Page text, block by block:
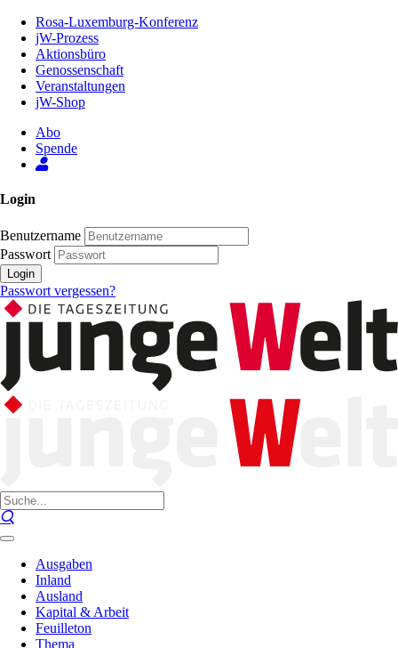
Inhalt
Seite
Rosa-Luxemburg-Konferenz
jW-Prozess
Aktionsbüro
Genossenschaft
Veranstaltungen
jW-Shop
Abo
Spende
Login
Benutzername
Passwort
Login
Passwort vergessen?
Ausgaben
Inland
Ausland
Kapital & Arbeit
Feuilleton
Thema